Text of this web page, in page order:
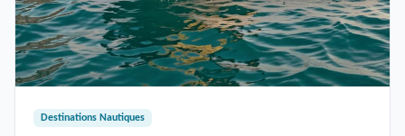
Destinations Nautiques